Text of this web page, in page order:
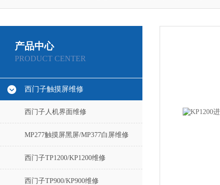
产品中心
PRODUCT CENTER
西门子触摸屏维修
西门子人机界面维修
MP277触摸屏黑屏/MP377白屏维修
西门子TP1200/KP1200维修
西门子TP900/KP900维修